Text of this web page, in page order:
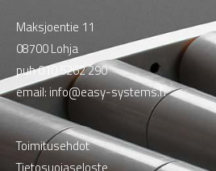
Maksjoentie 11
08700 Lohja
puh010 5262 290
email: info@easy-systems.fi
Toimitusehdot